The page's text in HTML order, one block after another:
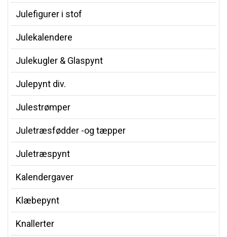
Julefigurer i stof
Julekalendere
Julekugler & Glaspynt
Julepynt div.
Julestrømper
Juletræsfødder -og tæpper
Juletræspynt
Kalendergaver
Klæbepynt
Knallerter